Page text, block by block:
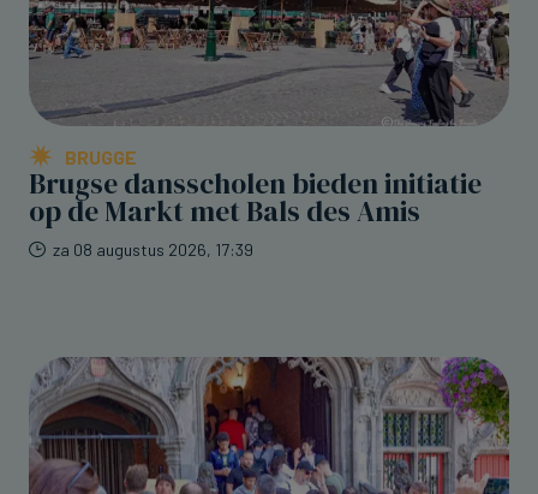
BRUGGE
Brugse dansscholen bieden initiatie
op de Markt met Bals des Amis
za 08 augustus 2026, 17:39